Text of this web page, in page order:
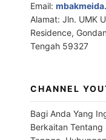
Email:
Alamat: Jln. UMK
Residence,
Tengah 59327
CHANNEL
Bagi Anda Yang
Berkaitan Tentang